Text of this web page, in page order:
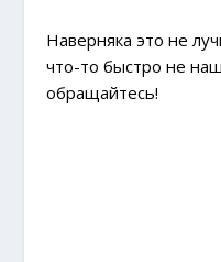
Наверняка это не
что-то быстро не
обращайтесь!